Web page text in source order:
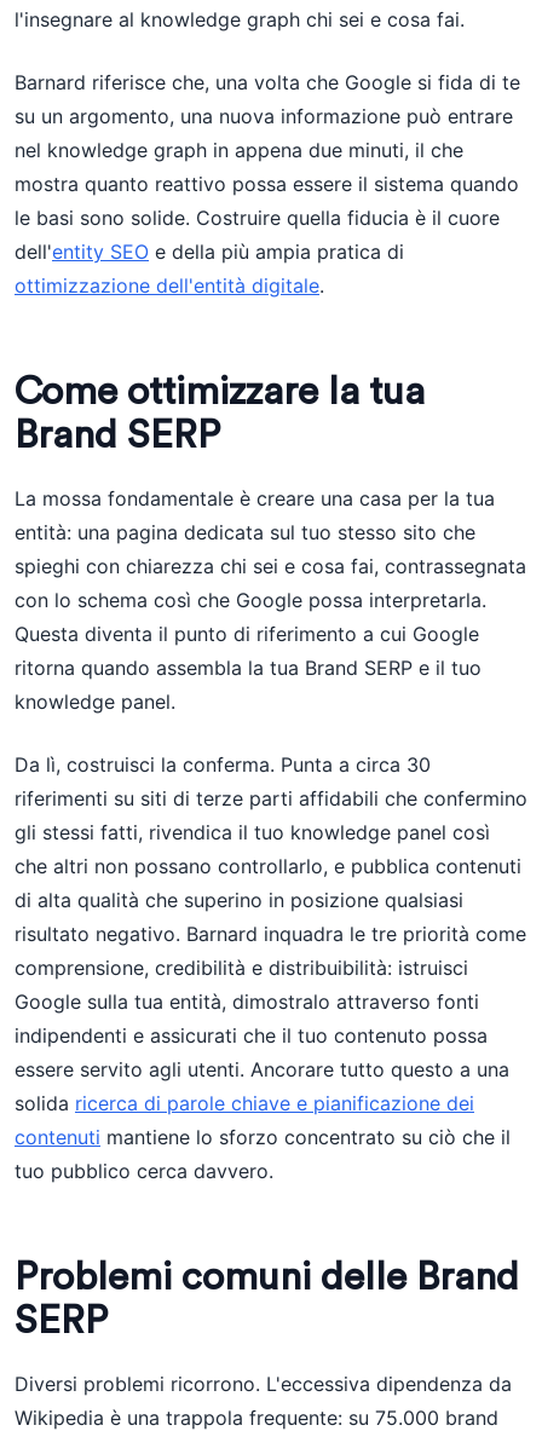
l'insegnare al knowledge graph chi sei e cosa fai.
Barnard riferisce che, una volta che Google si fida di te
su un argomento, una nuova informazione può entrare
nel knowledge graph in appena due minuti, il che
mostra quanto reattivo possa essere il sistema quando
le basi sono solide. Costruire quella fiducia è il cuore
dell'entity SEO e della più ampia pratica di
ottimizzazione dell'entità digitale.
Come ottimizzare la tua
Brand SERP
La mossa fondamentale è creare una casa per la tua
entità: una pagina dedicata sul tuo stesso sito che
spieghi con chiarezza chi sei e cosa fai, contrassegnata
con lo schema così che Google possa interpretarla.
Questa diventa il punto di riferimento a cui Google
ritorna quando assembla la tua Brand SERP e il tuo
knowledge panel.
Da lì, costruisci la conferma. Punta a circa 30
riferimenti su siti di terze parti affidabili che confermino
gli stessi fatti, rivendica il tuo knowledge panel così
che altri non possano controllarlo, e pubblica contenuti
di alta qualità che superino in posizione qualsiasi
risultato negativo. Barnard inquadra le tre priorità come
comprensione, credibilità e distribuibilità: istruisci
Google sulla tua entità, dimostralo attraverso fonti
indipendenti e assicurati che il tuo contenuto possa
essere servito agli utenti. Ancorare tutto questo a una
solida ricerca di parole chiave e pianificazione dei
contenuti mantiene lo sforzo concentrato su ciò che il
tuo pubblico cerca davvero.
Problemi comuni delle Brand
SERP
Diversi problemi ricorrono. L'eccessiva dipendenza da
Wikipedia è una trappola frequente: su 75.000 brand